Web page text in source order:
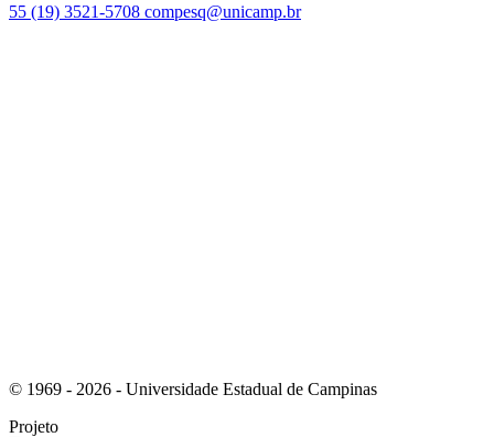
55 (19) 3521-5708 compesq@unicamp.br
© 1969 - 2026 - Universidade Estadual de Campinas
Projeto